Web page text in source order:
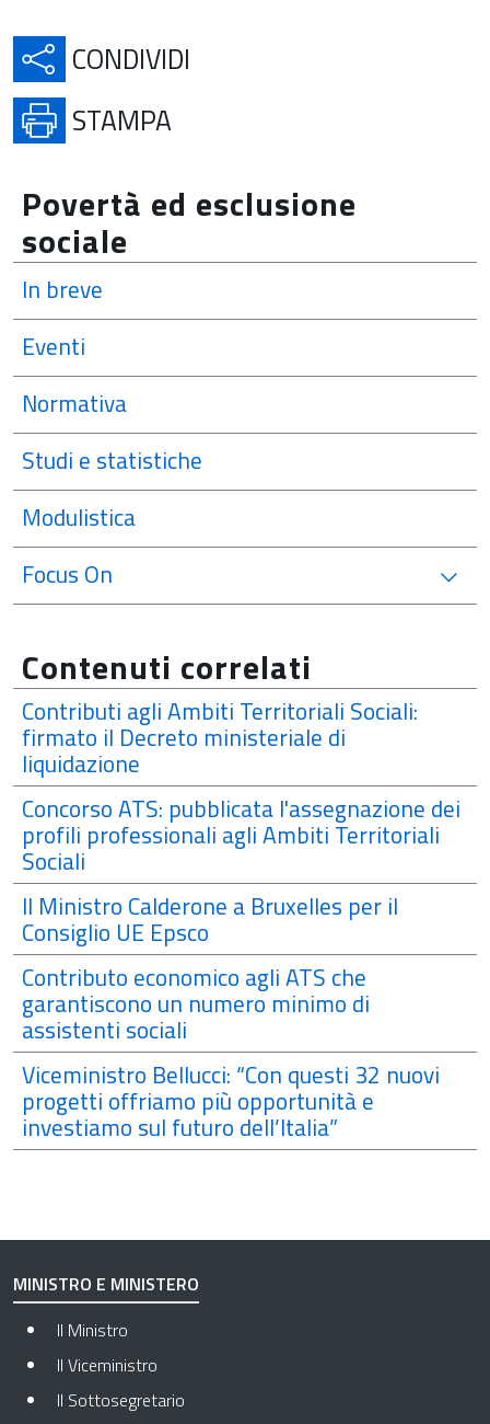
CONDIVIDI
STAMPA
Povertà ed esclusione
sociale
In breve
Eventi
Normativa
Studi e statistiche
Modulistica
Focus On
Contenuti correlati
Contributi agli Ambiti Territoriali Sociali:
firmato il Decreto ministeriale di
liquidazione
Concorso ATS: pubblicata l'assegnazione dei
profili professionali agli Ambiti Territoriali
Sociali
Il Ministro Calderone a Bruxelles per il
Consiglio UE Epsco
Contributo economico agli ATS che
garantiscono un numero minimo di
assistenti sociali
Viceministro Bellucci: “Con questi 32 nuovi
progetti offriamo più opportunità e
investiamo sul futuro dell’Italia”
MINISTRO E MINISTERO
Il Ministro
Il Viceministro
Il Sottosegretario